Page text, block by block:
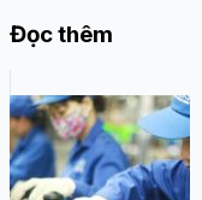
Đọc thêm